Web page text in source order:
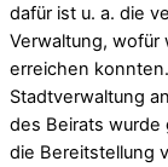
dafür ist u. a. die
Verwaltung, wofür
erreichen
Stadtverwaltung
des Beirats wurde
die Bereitstellung